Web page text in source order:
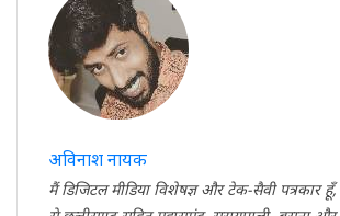
अविनाश नायक
मैं डिजिटल मीडिया विशेषज्ञ और टेक-सैवी पत्रकार